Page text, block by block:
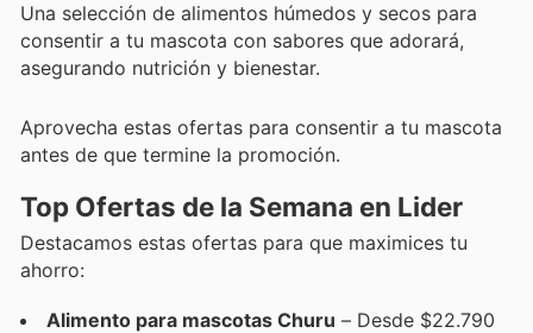
Una selección de alimentos húmedos y secos para
consentir a tu mascota con sabores que adorará,
asegurando nutrición y bienestar.
Aprovecha estas ofertas para consentir a tu mascota
antes de que termine la promoción.
Top Ofertas de la Semana en Lider
Destacamos estas ofertas para que maximices tu
ahorro:
Alimento para mascotas Churu – Desde $22.790